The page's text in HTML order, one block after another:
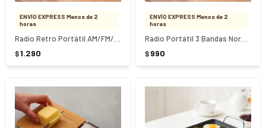
ENVÍO EXPRESS Menos de 2
horas
$1.290
ENVÍO EXPRESS Menos de 2
horas
$ 990